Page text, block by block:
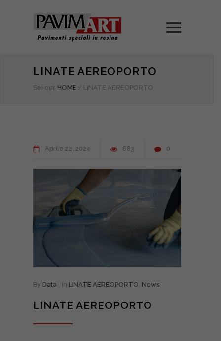
LINATE AEREOPORTO
Sei qui: HOME / LINATE AEREOPORTO
Aprile 22 2024 683 0
By Data In LINATE AEREOPORTO News
LINATE AEREOPORTO